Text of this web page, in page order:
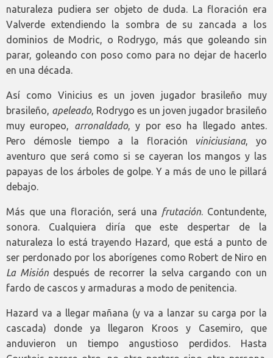
naturaleza pudiera ser objeto de duda. La floración era
Valverde extendiendo la sombra de su zancada a los
dominios de Modric, o Rodrygo, más que goleando sin
parar, goleando con poso como para no dejar de hacerlo
en una década.
Así como Vinicius es un joven jugador brasileño muy
brasileño, apeleado, Rodrygo es un joven jugador brasileño
muy europeo, arronaldado, y por eso ha llegado antes.
Pero démosle tiempo a la floración viniciusiana, yo
aventuro que será como si se cayeran los mangos y las
papayas de los árboles de golpe. Y a más de uno le pillará
debajo.
Más que una floración, será una frutación . Contundente,
sonora. Cualquiera diría que este despertar de la
naturaleza lo está trayendo Hazard, que está a punto de
ser perdonado por los aborígenes como Robert de Niro en
La Misión después de recorrer la selva cargando con un
fardo de cascos y armaduras a modo de penitencia.
Hazard va a llegar mañana (y va a lanzar su carga por la
cascada) donde ya llegaron Kroos y Casemiro, que
anduvieron un tiempo angustioso perdidos. Hasta